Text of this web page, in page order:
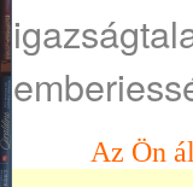
Az Ön